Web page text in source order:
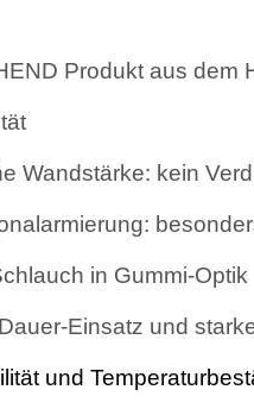
Produkt aus dem
Wandstärke: kein
in Gummi-Optik
Einsatz und
und